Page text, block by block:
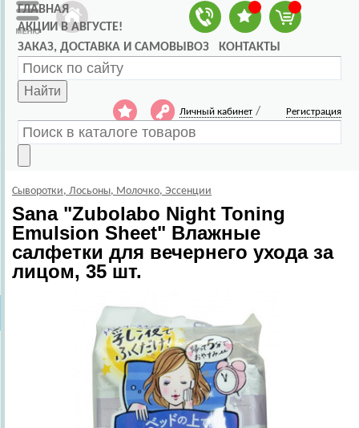
ГЛАВНАЯ
АКЦИИ В АВГУСТЕ!
ЗАКАЗ, ДОСТАВКА И САМОВЫВОЗ
КОНТАКТЫ
Найти
Личный кабинет / Регистрация
Сыворотки, Лосьоны, Молочко, Эссенции
Sana"Zubolabo Night Toning
Emulsion Sheet" Влажные
салфетки для вечернего ухода за
лицом, 35 шт.